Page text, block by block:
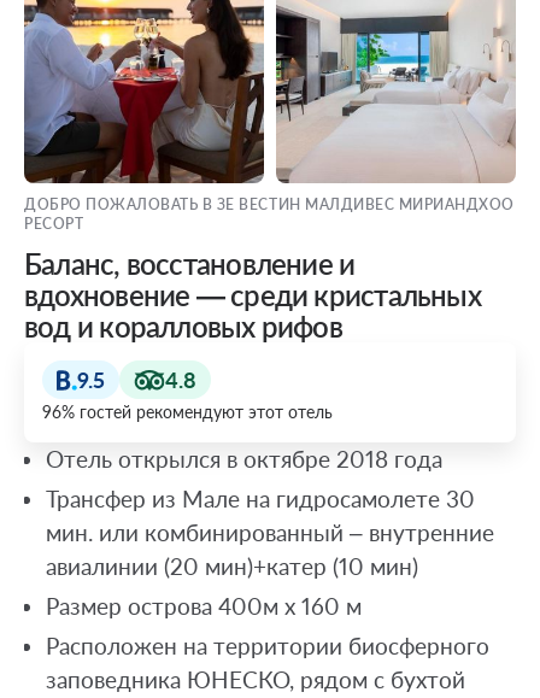
ДОБРО ПОЖАЛОВАТЬ В ЗЕ ВЕСТИН МАЛДИВЕС МИРИАНДХОО
РЕСОРТ
Баланс, восстановление и
вдохновение — среди кристальных
вод и коралловых рифов
9.5 4.8
96% гостей рекомендуют этот отель
Отель открылся в октябре 2018 года
Трансфер из Мале на гидросамолете 30
мин. или комбинированный – внутренние
авиалинии (20 мин)+катер (10 мин)
Размер острова 400м х 160 м
Расположен на территории биосферного
заповедника ЮНЕСКО, рядом с бухтой